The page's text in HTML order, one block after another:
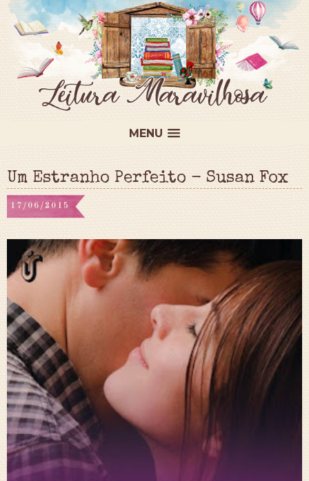
MENU
Um Estranho Perfeito - Susan Fox
17/06/2015